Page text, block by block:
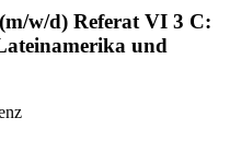
w/d) Referat VI 3 C:
und